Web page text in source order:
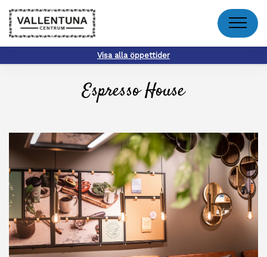
Meny
Visa alla öppettider
Espresso House